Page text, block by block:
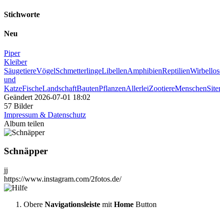
Stichworte
Neu
Piper
Kleiber
SäugetiereVögelSchmetterlingeLibellenAmphibienReptilien
und
KatzeFischeLandschaftBautenPflanzenAllerleiZootiereMenschen
Geändert 2026-07-01 18:02
57 Bilder
Impressum & Datenschutz
Album teilen
Schnäpper
jj
https://www.instagram.com/2fotos.de/
Obere Navigationsleiste mit Home Button